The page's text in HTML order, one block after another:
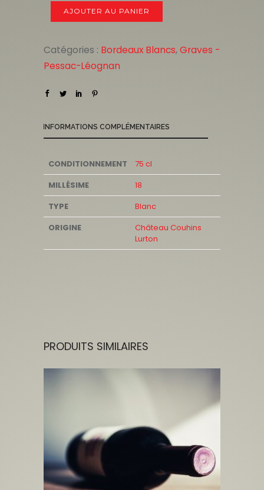
AJOUTER AU PANIER
Catégories : Bordeaux Blancs, Graves -
Pessac-Léognan
INFORMATIONS COMPLÉMENTAIRES
CONDITIONNEMENT
75 cl
MILLÉSIME
18
TYPE
Blanc
ORIGINE
Château Couhins
Lurton
PRODUITS SIMILAIRES